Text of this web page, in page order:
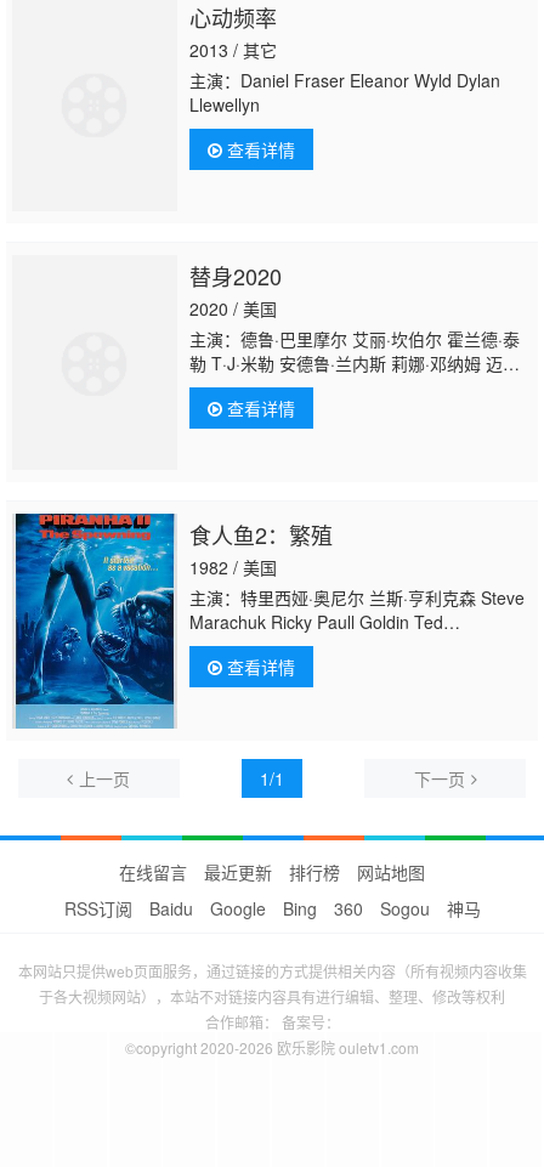
心动频率
2013 / 其它
主演：Daniel Fraser Eleanor Wyld Dylan
Llewellyn
查看详情
替身2020
2020 / 美国
主演：德鲁·巴里摩尔 艾丽·坎伯尔 霍兰德·泰
勒 T·J·米勒 安德鲁·兰内斯 莉娜·邓纳姆 迈克
尔·泽根 查理·巴奈特 蜜雪儿·伯托 阿德里安·马
丁斯 泰迪·库卢卡 Kristoffe
Brodeur RayJonaldy Rodriguez Heather
查看详情
食人鱼2：繁殖
1982 / 美国
主演：特里西娅·奥尼尔 兰斯·亨利克森 Steve
Marachuk Ricky Paull Goldin Ted
Richert Leslie Graves Carole Davis Connie
Lynn Hadden Arnie Ross Tracey Berg Albert
Sanders Anne Pollack Hildy Magnasun Phil
查看详情
上一页 1/1 下一页
在线留言 最近更新 排行榜
网站地图
RSS订阅
Baidu Google Bing 360 Sogou 神马
本网站只提供web页面服务，通过链接的方式提供相关内容（所有视频内容收集
于各大视频网站），本站不对链接内容具有进行编辑、整理、修改等权利
合作邮箱： 备案号：
©copyright 2020-2026 欧乐影院 ouletv1.com